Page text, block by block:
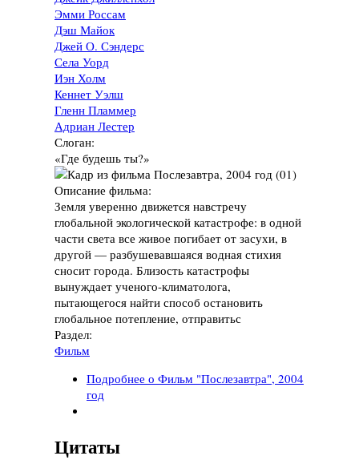
Эмми Россам
Дэш Майок
Джей О. Сэндерс
Села Уорд
Иэн Холм
Кеннет Уэлш
Гленн Пламмер
Адриан Лестер
Слоган:
«Где будешь ты?»
Описание фильма:
Земля уверенно движется навстречу
глобальной экологической катастрофе: в одной
части света все живое погибает от засухи, в
другой — разбушевавшаяся водная стихия
сносит города. Близость катастрофы
вынуждает ученого-климатолога,
пытающегося найти способ остановить
глобальное потепление, отправитьс
Раздел:
Фильм
Подробнее о Фильм "Послезавтра", 2004
год
Цитаты